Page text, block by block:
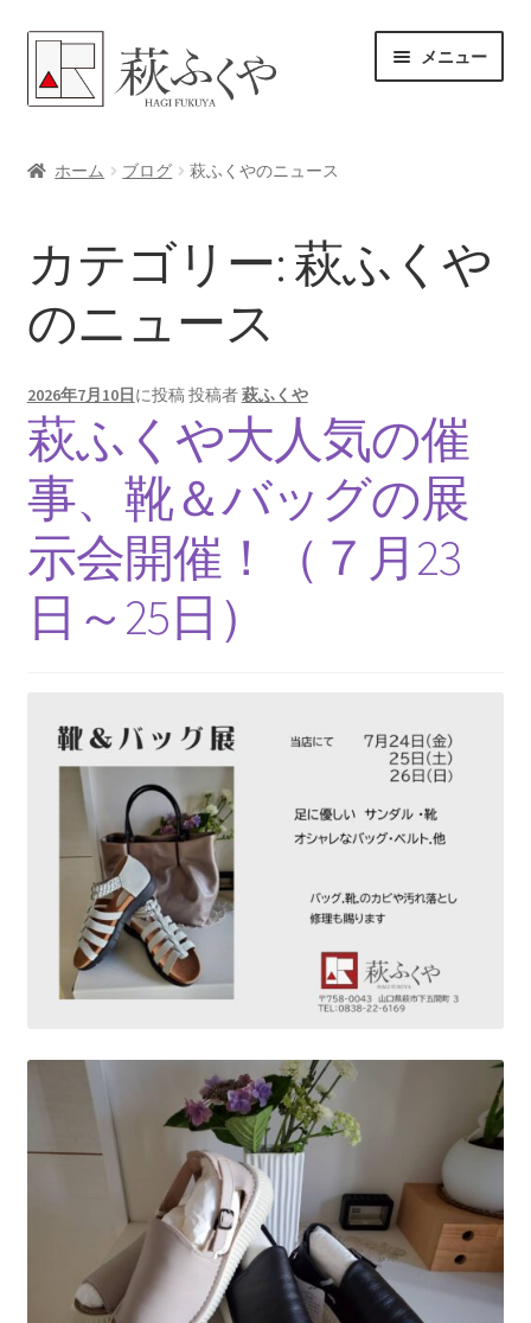
ナ
ビ
ゲ
シ
へ
ス
キ
ッ
コ
ン
テ
ツ
キ
ッ
プ
メニュー
体験プラン予約
よくある質問
女将のアドバイス
ブログ
サ
ブ
メ
お問い合わせ
サ
ホーム ブログ 萩ふくやのニュース
カテゴリー:萩ふくや
のニュース
2026年7月10日に投稿投稿者萩ふくや
萩ふくや大人気の催
事、靴＆バッグの展
示会開催！（７月23
日～25日）